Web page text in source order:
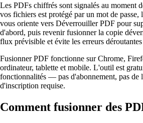
Les PDFs chiffrés sont signalés au moment
vos fichiers est protégé par un mot de
vous oriente vers Déverrouiller PDF pour
d'abord, puis revenir fusionner la copie
flux prévisible et évite les erreurs
Fusionner PDF fonctionne sur Chrome,
ordinateur, tablette et mobile. L'outil est
fonctionnalités — pas d'abonnement, pas de
d'inscription requise.
Comment fusionner des